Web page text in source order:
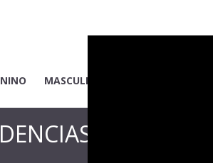
MASCULINO